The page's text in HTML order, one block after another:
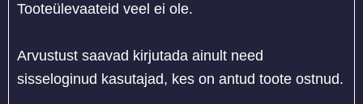
Tooteülevaateid veel ei ole.
Arvustust saavad kirjutada ainult need
sisseloginud kasutajad, kes on antud toote ostnud.